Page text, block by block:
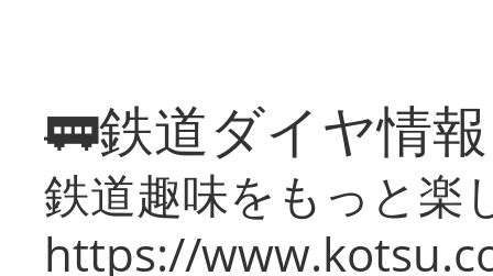
🚃鉄道ダイヤ情
鉄道趣味をもっと楽
https://